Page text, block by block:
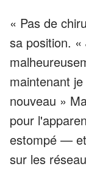
« Pas de
sa position.
maintenant
nouveau »
pour
estompé —
sur les